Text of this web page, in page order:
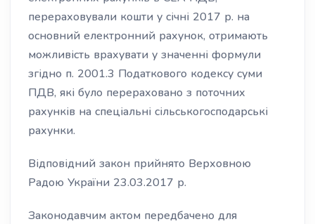
перераховували кошти у січні 2017 р. на
основний електронний рахунок, отримають
можливість врахувати у значенні формули
згідно п. 2001.3 Податкового кодексу суми
ПДВ, які було перераховано з поточних
рахунків на спеціальні сільськогосподарські
рахунки.
Відповідний закон прийнято Верховною
Радою України 23.03.2017 р.
Законодавчим актом передбачено для